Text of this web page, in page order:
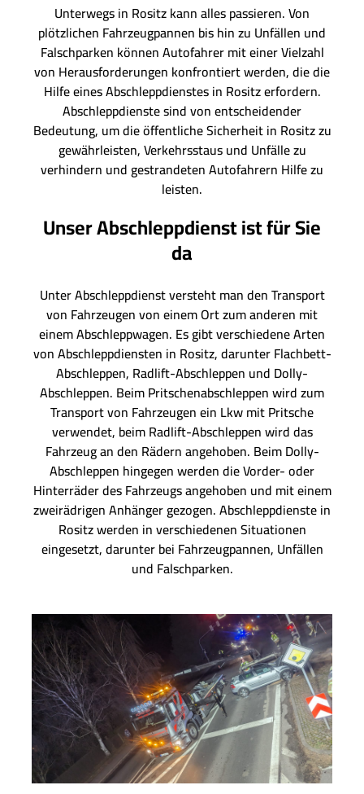
Unterwegs in Rositz kann alles passieren. Von
plötzlichen Fahrzeugpannen bis hin zu Unfällen und
Falschparken können Autofahrer mit einer Vielzahl
von Herausforderungen konfrontiert werden, die die
Hilfe eines Abschleppdienstes in Rositz erfordern.
Abschleppdienste sind von entscheidender
Bedeutung, um die öffentliche Sicherheit in Rositz zu
gewährleisten, Verkehrsstaus und Unfälle zu
verhindern und gestrandeten Autofahrern Hilfe zu
leisten.
Unser Abschleppdienst ist für Sie
da
Unter Abschleppdienst versteht man den Transport
von Fahrzeugen von einem Ort zum anderen mit
einem Abschleppwagen. Es gibt verschiedene Arten
von Abschleppdiensten in Rositz, darunter Flachbett-
Abschleppen, Radlift-Abschleppen und Dolly-
Abschleppen. Beim Pritschenabschleppen wird zum
Transport von Fahrzeugen ein Lkw mit Pritsche
verwendet, beim Radlift-Abschleppen wird das
Fahrzeug an den Rädern angehoben. Beim Dolly-
Abschleppen hingegen werden die Vorder- oder
Hinterräder des Fahrzeugs angehoben und mit einem
zweirädrigen Anhänger gezogen. Abschleppdienste in
Rositz werden in verschiedenen Situationen
eingesetzt, darunter bei Fahrzeugpannen, Unfällen
und Falschparken.